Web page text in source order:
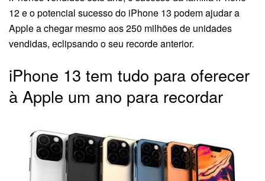
12 e o potencial sucesso do iPhone 13 podem ajudar a
Apple a chegar mesmo aos 250 milhões de unidades
vendidas, eclipsando o seu recorde anterior.
iPhone 13 tem tudo para oferecer
à Apple um ano para recordar